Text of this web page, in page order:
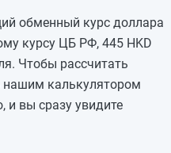
обменный курс доллара
курсу ЦБ РФ, 445 HKD
Чтобы рассчитать
нашим калькулятором
и вы сразу увидите